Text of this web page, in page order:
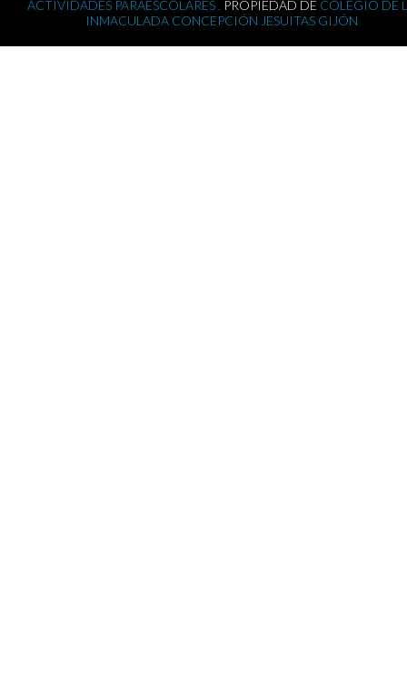
ACTIVIDADES PARAESCOLARES . PROPIEDAD DE COLEGIO DE
INMACULADA CONCEPCIÓN JESUITAS GIJÓN